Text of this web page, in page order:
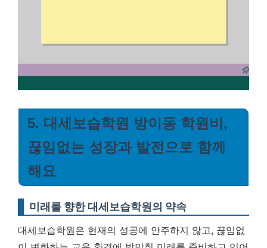
5. 대세보습학원 방이동 학원비,
끊임없는 성장과 발전으로 함께
해요
미래를 향한 대세보습학원의 약속
대세보습학원은 현재의 성공에 안주하지 않고, 끊임없